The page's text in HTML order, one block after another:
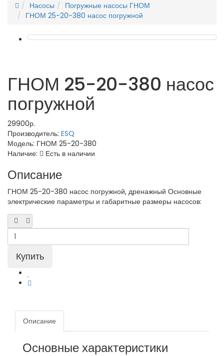
Насосы
Погружные насосы ГНОМ
ГНОМ 25-20-380 насос погружной
ГНОМ 25-20-380 насос
погружной
29900р.
Производитель: ESQ
Модель: ГНОМ 25-20-380
Наличие:
Есть в наличии
Описание
ГНОМ 25-20-380 насос погружной, дренажный Основные
электрические параметры и габаритные размеры насосов:
Описание
Основные характеристики